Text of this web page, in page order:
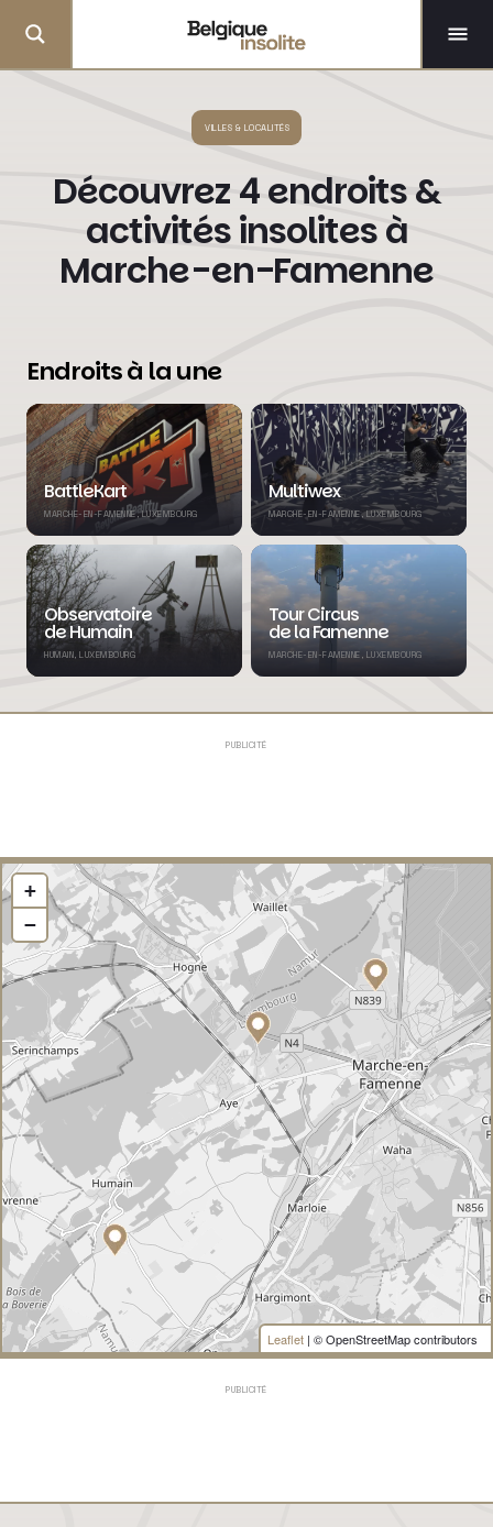
VILLES & LOCALITÉS
Découvrez 4 endroits &
activités insolites à
Marche-en-Famenne
Endroits à la une
BattleKart
MARCHE-EN-FAMENNE, LUXEMBOURG
Multiwex
MARCHE-EN-FAMENNE, LUXEMBOURG
Observatoire
de Humain
HUMAIN, LUXEMBOURG
Tour Circus
de la Famenne
MARCHE-EN-FAMENNE, LUXEMBOURG
PUBLICITÉ
+
−
Leaflet | © OpenStreetMap contributors
PUBLICITÉ